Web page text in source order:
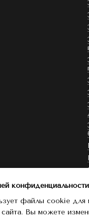
конфиденциальности
файлы cookie для
Вы можете